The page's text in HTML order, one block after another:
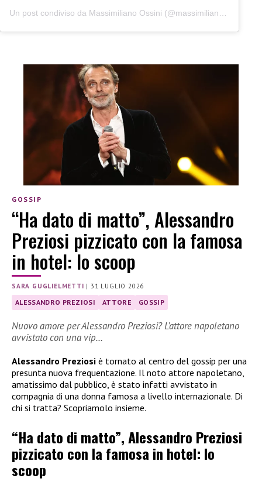
GOSSIP
“Ha dato di matto”, Alessandro
Preziosi pizzicato con la famosa
in hotel: lo scoop
SARA GUGLIELMETTI |31 LUGLIO 2026
ALESSANDRO PREZIOSI ATTORE GOSSIP
Nuovo amore per Alessandro Preziosi? L’attore napoletano
avvistato con una vip…
Alessandro Preziosi è tornato al centro del gossip per una
presunta nuova frequentazione. Il noto attore napoletano,
amatissimo dal pubblico, è stato infatti avvistato in
compagnia di una donna famosa a livello internazionale. Di
chi si tratta? Scopriamolo insieme.
“Ha dato di matto”, Alessandro Preziosi
pizzicato con la famosa in hotel: lo
scoop